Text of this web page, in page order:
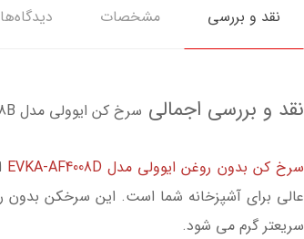
نقد و بررسی مشخصات دیدگاه‌ها
نقد و بررسی اجمالی سرخ کن ایوولی مدل AF5508B
سرخ کن بدون روغن ایوولی مدل EVKA-AF4008D
سریعتر گرم می شود.